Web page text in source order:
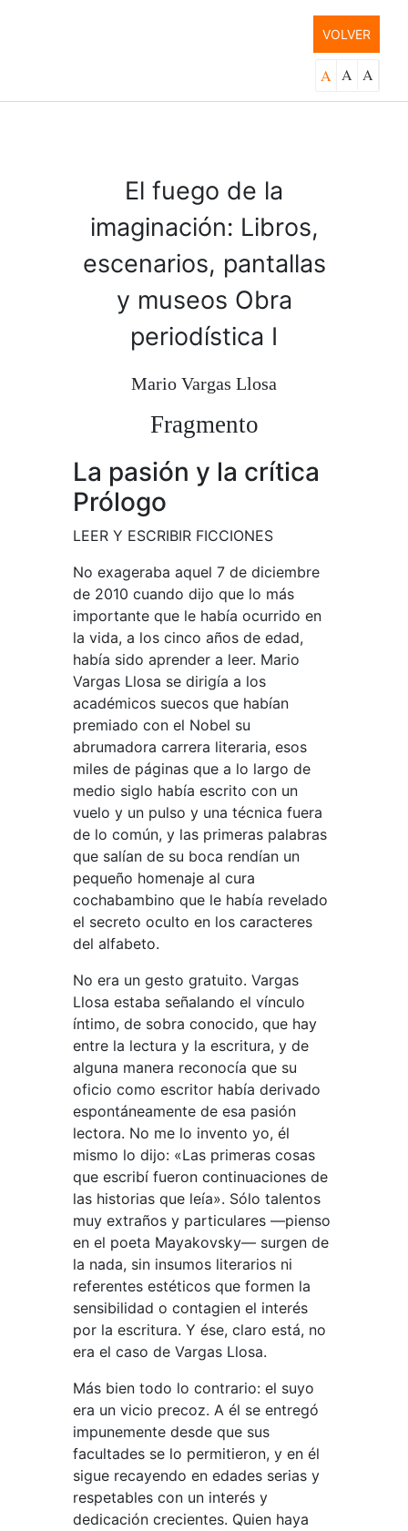
VOLVER
A A A
El fuego de la
imaginación: Libros,
escenarios, pantallas
y museos Obra
periodística I
Mario Vargas Llosa
Fragmento
La pasión y la crítica
Prólogo
LEER Y ESCRIBIR FICCIONES
No exageraba aquel 7 de diciembre
de 2010 cuando dijo que lo más
importante que le había ocurrido en
la vida, a los cinco años de edad,
había sido aprender a leer. Mario
Vargas Llosa se dirigía a los
académicos suecos que habían
premiado con el Nobel su
abrumadora carrera literaria, esos
miles de páginas que a lo largo de
medio siglo había escrito con un
vuelo y un pulso y una técnica fuera
de lo común, y las primeras palabras
que salían de su boca rendían un
pequeño homenaje al cura
cochabambino que le había revelado
el secreto oculto en los caracteres
del alfabeto.
No era un gesto gratuito. Vargas
Llosa estaba señalando el vínculo
íntimo, de sobra conocido, que hay
entre la lectura y la escritura, y de
alguna manera reconocía que su
oficio como escritor había derivado
espontáneamente de esa pasión
lectora. No me lo invento yo, él
mismo lo dijo: «Las primeras cosas
que escribí fueron continuaciones de
las historias que leía». Sólo talentos
muy extraños y particulares —pienso
en el poeta Mayakovsky— surgen de
la nada, sin insumos literarios ni
referentes estéticos que formen la
sensibilidad o contagien el interés
por la escritura. Y ése, claro está, no
era el caso de Vargas Llosa.
Más bien todo lo contrario: el suyo
era un vicio precoz. A él se entregó
impunemente desde que sus
facultades se lo permitieron, y en él
sigue recayendo en edades serias y
respetables con un interés y
dedicación crecientes. Quien haya